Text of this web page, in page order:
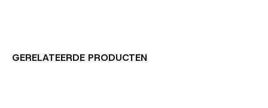
GERELATEERDE PRODUCTEN